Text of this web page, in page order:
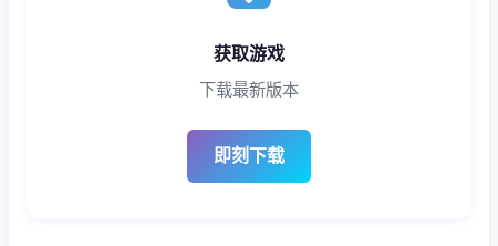
获取游戏
下载最新版本
即刻下载